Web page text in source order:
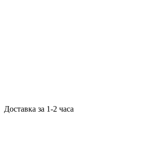
Доставка за 1-2 часа